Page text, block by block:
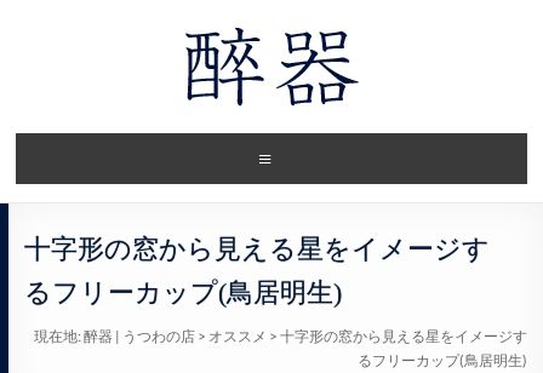
十字形の窓から見える星をイメージす
るフリーカップ(鳥居明生)
現在地: 醉器 | うつわの店> オススメ > 十字形の窓から見える星をイメージす
るフリーカップ(鳥居明生)